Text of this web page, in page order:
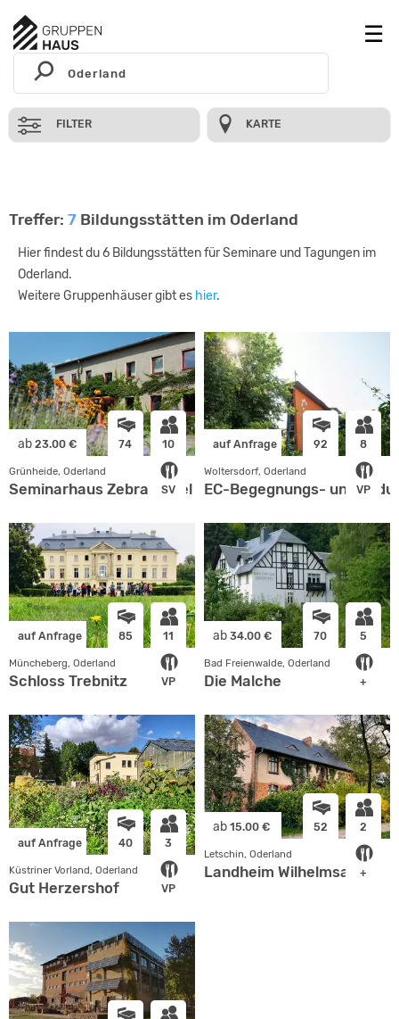
FILTER KARTE
Treffer: 7 Bildungsstätten im Oderland
Hier findest du 6 Bildungsstätten für Seminare und Tagungen im
Oderland.
Weitere Gruppenhäuser gibt es hier.
ab 23.00 € 74 10
SV
Grünheide, Oderland
Seminarhaus Zebra Kagel
auf Anfrage 92 8
VP
Woltersdorf, Oderland
EC-Begegnungs- und
auf Anfrage 85 11
VP
Müncheberg, Oderland
Schloss Trebnitz
ab 34.00 € 70 5
+
Bad Freienwalde, Oderland
Die Malche
auf Anfrage 40 3
VP
Küstriner Vorland, Oderland
Gut Herzershof
ab 15.00 € 52 2
+
Letschin, Oderland
Landheim Wilhelmsaue